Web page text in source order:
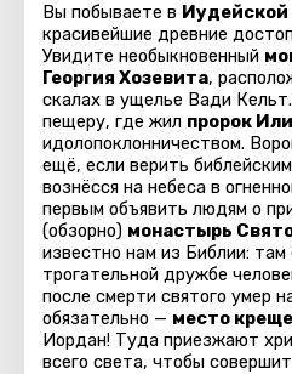
Вы побываете в
красивейшие древние
Увидите необыкновенный
Георгия Хозевита,
скалах в ущелье Вади
пещеру, где жил пророк
идолопоклонничеством.
ещё, если верить
вознёсся на небеса в
первым объявить людям о
(обзорно) монастырь
известно нам из Библии: там
трогательной дружбе
после смерти святого умер
обязательно — место
Иордан! Туда приезжают
всего света, чтобы